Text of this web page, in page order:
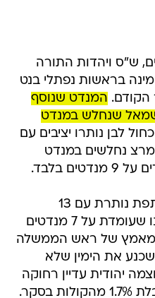
עם 34 מנדטים, ש"ס ויהדות התורה
ואילו ימינה בראשות נפתלי בנט
המנדט שנוסף
שנחלש במנדט
לבן נותרו יציבים עם
מרצ נחלשים במנדט
בלבד.
לפי הסקר, הרשימה המשותפת נותרת עם 13
מנדטים וכך גם ישראל ביתנו שעומדת על 7 מנדטים
של ראש הממשלה
לשכנע את הימין שלא
יהודית עדיין רחוקה
בסקר.